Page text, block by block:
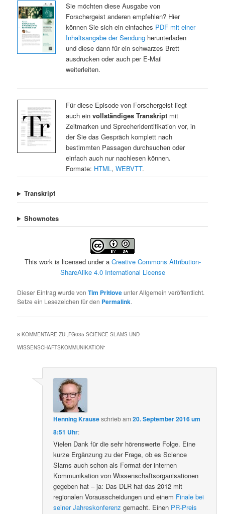
Sie möchten diese Ausgabe von
Forschergeist anderen empfehlen? Hier
können Sie sich ein einfaches PDF mit einer
Inhaltsangabe der Sendungherunterladen
und diese dann für ein schwarzes Brett
ausdrucken oder auch per E-Mail
weiterleiten.
Für diese Episode von Forschergeist liegt
auch ein vollständiges Transkriptmit
Zeitmarken und Sprecheridentifikation vor, in
der Sie das Gespräch komplett nach
bestimmten Passagen durchsuchen oder
einfach auch nur nachlesen können.
Formate: HTML , WEBVTT.
Transkript
Shownotes
This work is licensed under a Creative Commons Attribution-
ShareAlike 4.0 International License
Dieser Eintrag wurde vonTim Pritloveunter Allgemein veröffentlicht.
Setze ein Lesezeichen für den Permalink.
8 KOMMENTARE ZU „FG035 SCIENCE SLAMS UND
WISSENSCHAFTSKOMMUNIKATION“
Henning Krauseschriebam20. September 2016 um
8:51 Uhr:
Vielen Dank für die sehr hörenswerte Folge. Eine
kurze Ergänzung zu der Frage, ob es Science
Slams auch schon als Format der internen
Kommunikation von Wissenschaftsorganisationen
gegeben hat – ja: Das DLR hat das 2012 mit
regionalen Vorausscheidungen und einem Finale bei
seiner Jahreskonferenz gemacht. Einen PR-Preis